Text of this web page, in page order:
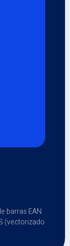
barras EAN
(vectorizado